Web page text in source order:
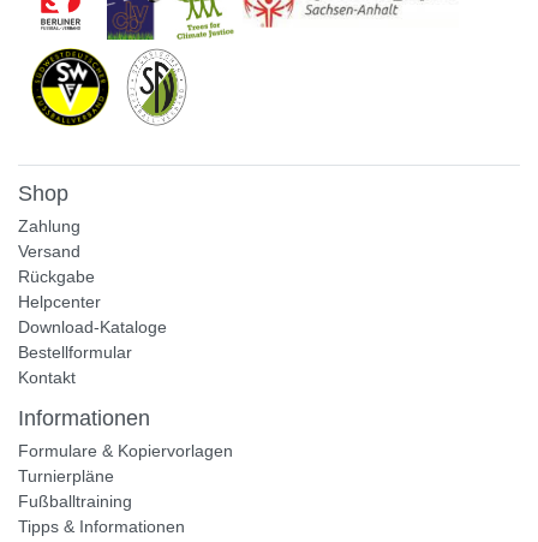
Shop
Zahlung
Versand
Rückgabe
Helpcenter
Download-Kataloge
Bestellformular
Kontakt
Informationen
Formulare & Kopiervorlagen
Turnierpläne
Fußballtraining
Tipps & Informationen